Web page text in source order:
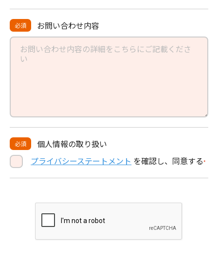
必須 お問い合わせ内容
必須
個人情報の取り扱い
プライバシーステートメント を確認し、同意する*